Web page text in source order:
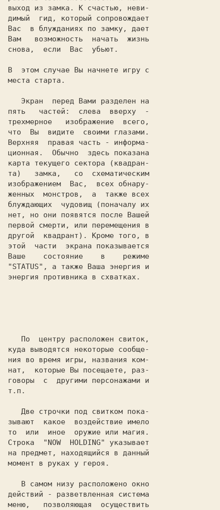
выход из замка. К счастью, неви-
димый  гид, который сопровождает
Вас  в блужданиях по замку, дает
Вам   возможность  начать  жизнь
снова,  если  Вас  убьют.
В  этом случае Вы начнете игру с
места старта.
пять   частей:  слева  вверху  -
трехмерное   изображение  всего,
что  Вы  видите  своими глазами.
Верхняя  правая часть - информа-
ционная.  Обычно  здесь показана
карта текущего сектора (квадран-
та)   замка,   со  схематическим
изображением  Вас,  всех обнару-
женных  монстров,  а  также всех
блуждающих  чудовищ (поначалу их
нет, но они появятся после Вашей
первой смерти, или перемещения в
другой  квадрант). Кроме того, в
этой  части  экрана показывается
Ваше    состояние    в    режиме
"STATUS", а также Ваша энергия и
энергия противника в схватках.
куда выводятся некоторые сообще-
ния во время игры, названия ком-
нат,  которые Вы посещаете, раз-
говоры  с  другими персонажами и
т.п.
зывают  какое  воздействие имело
то  или  иное  оружие или магия.
Строка  "NOW  HOLDING" указывает
на предмет, находящийся в данный
момент в руках у героя.
действий - разветвленная система
меню,   позволяющая  осуществить